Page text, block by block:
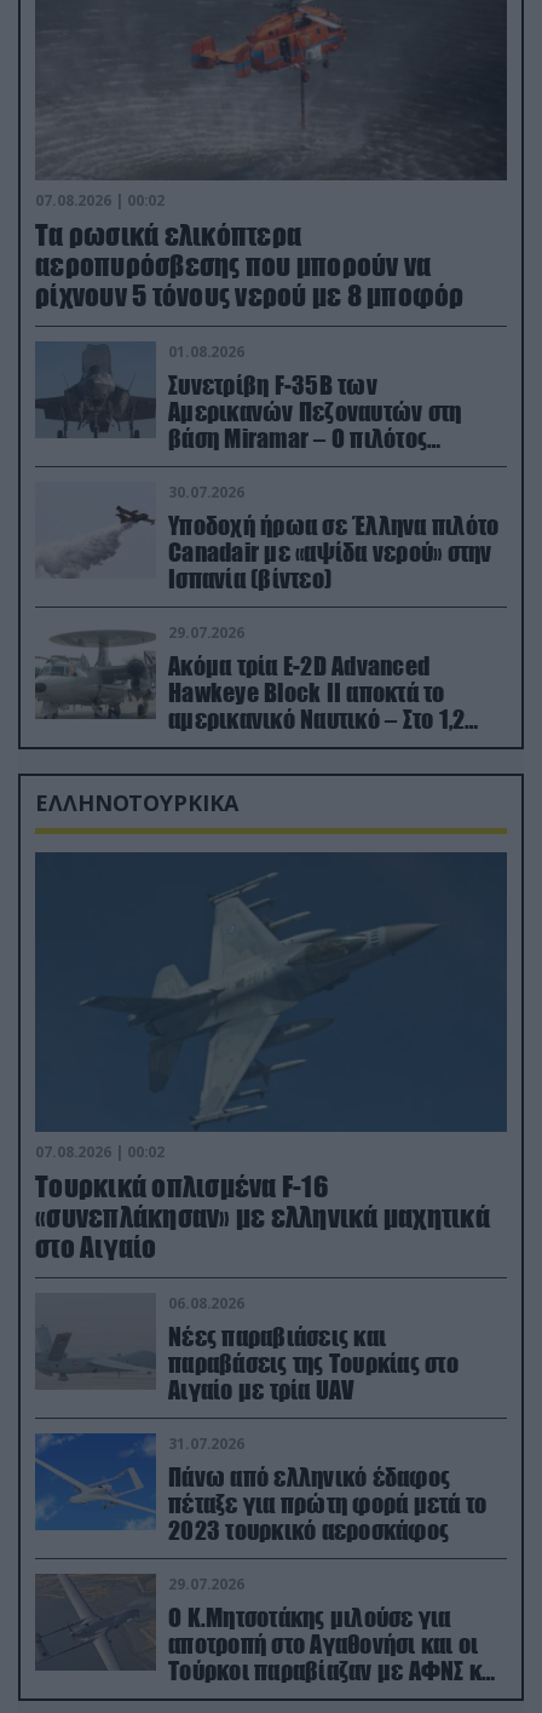
07.08.2026 | 00:02
Τα ρωσικά ελικόπτερα
αεροπυρόσβεσης που μπορούν να
ρίχνουν 5 τόνους νερού με 8 μποφόρ
01.08.2026
Συνετρίβη F-35B των
Αμερικανών Πεζοναυτών στη
βάση Miramar – Ο πιλότος
εκτινάχθηκε εγκαίρως
30.07.2026
Υποδοχή ήρωα σε Έλληνα πιλότο
Canadair με «αψίδα νερού» στην
Ισπανία (βίντεο)
29.07.2026
Ακόμα τρία E-2D Advanced
Hawkeye Block II αποκτά το
αμερικανικό Ναυτικό – Στο 1,2
δισ.δολάρια το κόστος
ΕΛΛΗΝΟΤΟΥΡΚΙΚΑ
07.08.2026 | 00:02
Τουρκικά οπλισμένα F-16
«συνεπλάκησαν» με ελληνικά μαχητικά
στο Αιγαίο
06.08.2026
Νέες παραβιάσεις και
παραβάσεις της Τουρκίας στο
Αιγαίο με τρία UAV
31.07.2026
Πάνω από ελληνικό έδαφος
πέταξε για πρώτη φορά μετά το
2023 τουρκικό αεροσκάφος
29.07.2026
Ο Κ.Μητσοτάκης μιλούσε για
αποτροπή στο Αγαθονήσι και οι
Τούρκοι παραβίαζαν με ΑΦΝΣ και
drone